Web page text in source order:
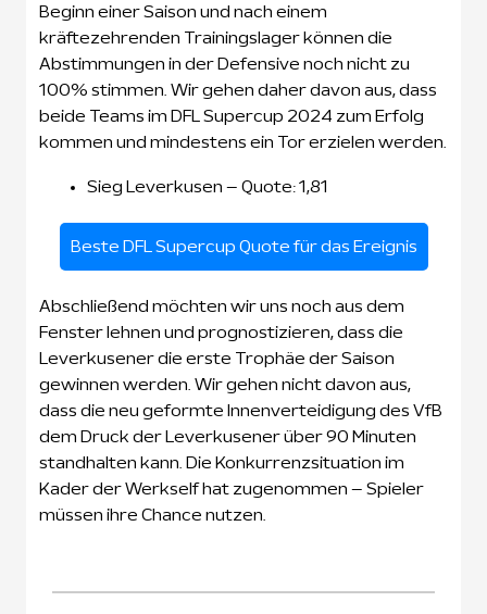
Beginn einer Saison und nach einem
kräftezehrenden Trainingslager können die
Abstimmungen in der Defensive noch nicht zu
100% stimmen. Wir gehen daher davon aus, dass
beide Teams im DFL Supercup 2024 zum Erfolg
kommen und mindestens ein Tor erzielen werden.
Sieg Leverkusen – Quote: 1,81
Beste DFL Supercup Quote für das Ereignis
Abschließend möchten wir uns noch aus dem
Fenster lehnen und prognostizieren, dass die
Leverkusener die erste Trophäe der Saison
gewinnen werden. Wir gehen nicht davon aus,
dass die neu geformte Innenverteidigung des VfB
dem Druck der Leverkusener über 90 Minuten
standhalten kann. Die Konkurrenzsituation im
Kader der Werkself hat zugenommen – Spieler
müssen ihre Chance nutzen.